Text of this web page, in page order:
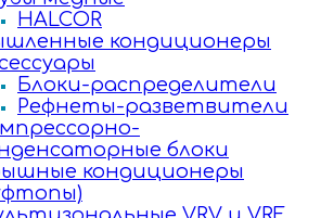
HALCOR
кондиционеры
Блоки-распределители
Рефнеты-разветвители
блоки
кондиционеры